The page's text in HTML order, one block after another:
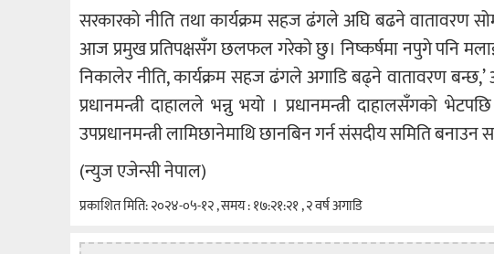
सरकारको नीति तथा कार्यक्रम सहज ढंगले अघि बढने वातावरण
आज प्रमुख प्रतिपक्षसँग छलफल गरेको छु। निष्कर्षमा नपुगे पनि
निकालेर नीति, कार्यक्रम सहज ढंगले अगाडि बढ्ने वातावरण बन्छ,’
प्रधानमन्त्री दाहालले भन्नु भयो । प्रधानमन्त्री दाहालसँगको
उपप्रधानमन्त्री लामिछानेमाथि छानबिन गर्न संसदीय समिति बनाउन
(न्युज एजेन्सी नेपाल)
प्रकाशित मिति: २०२४-०५-१२ , समय : १७:२१:२१ , २ वर्ष अगाडि